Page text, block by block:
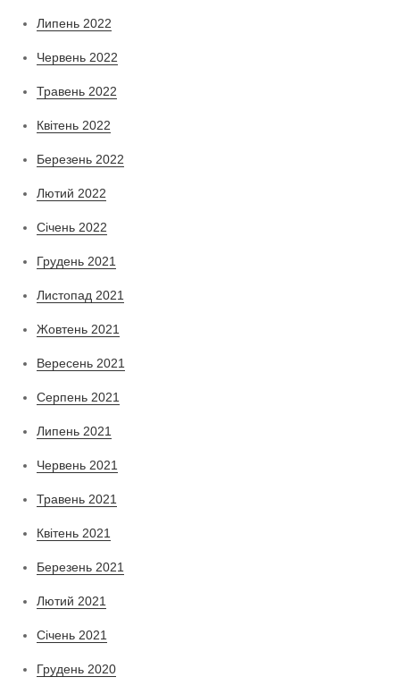
Липень 2022
Червень 2022
Травень 2022
Квітень 2022
Березень 2022
Лютий 2022
Січень 2022
Грудень 2021
Листопад 2021
Жовтень 2021
Вересень 2021
Серпень 2021
Липень 2021
Червень 2021
Травень 2021
Квітень 2021
Березень 2021
Лютий 2021
Січень 2021
Грудень 2020